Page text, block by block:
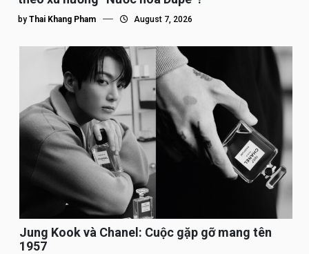
by Thai Khang Pham August 7, 2026
Jung Kook và Chanel: Cuộc gặp gỡ mang tên
1957